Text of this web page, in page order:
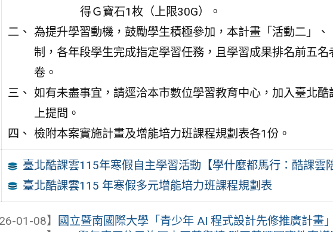
得Ｇ寶石1枚（上限30G）。
為提升學習動機，鼓勵學生積極參加，本計畫「活動二」
制，各年段學生完成指定學習任務，且學習成果排名前五
卷。
如有未盡事宜，請逕洽本市數位學習教育中心，加入臺北
上提問。
檢附本案實施計畫及增能培力班課程規劃表各1份。
臺北酷課雲115年寒假自主學習活動【學什麼都馬行：酷課雲
臺北酷課雲115 年寒假多元增能培力班課程規劃表
01-08】
國立暨南國際大學「青少年 AI 程式設計先修推廣計畫